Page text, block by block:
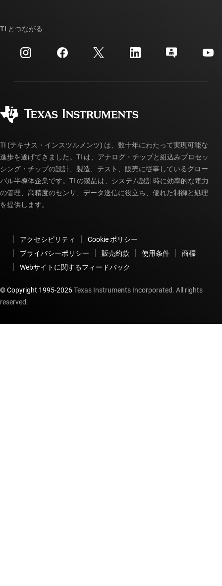
投資家向け情報
製造
クロスリファレンス検索
カスタマー・サポート・センター
myTI アカウントの FAQ
ご注文に関する FAQ
TI とつながる
TI (テキサス・インスツルメンツ) は、数十年にわたって実現可能な
進歩を遂げてきました。TI は、アナログ・チップと組込みプロセッ
シング・チップの設計、製造、テスト、販売に従事しているグロー
バル半導体企業です。TI の製品は、システム設計時に効率的な電力
の管理、高精度のセンサ、データ送信に役立ち、優れた制御と処理
を提供します。
アクセシビリティ
Cookie ポリシー
プライバシーポリシー
販売約款 使用条件
商標
Webサイトに関するフィードバック
© Copyright 1995-2026Texas Instruments Incorporated. All rights
reserved.